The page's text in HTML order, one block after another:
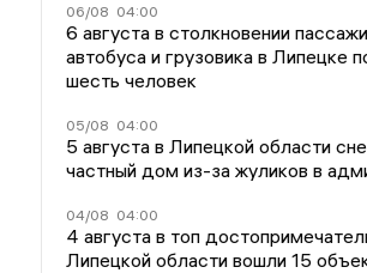
06/08 04:00
6 августа в столкновении
автобуса и грузовика в Липецке
шесть человек
05/08 04:00
5 августа в Липецкой области
частный дом из-за жуликов в
04/08 04:00
4 августа в топ
Липецкой области вошли 15